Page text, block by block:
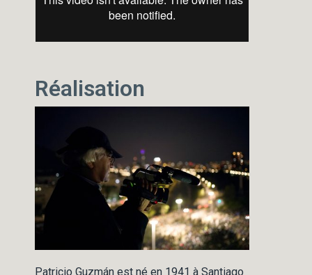
Réalisation
Patricio Guzmán est né en 1941 à Santiago